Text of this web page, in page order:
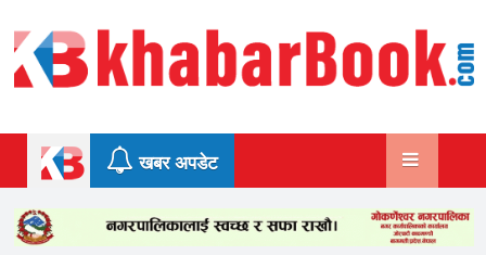
to
content
खबर अपडेट